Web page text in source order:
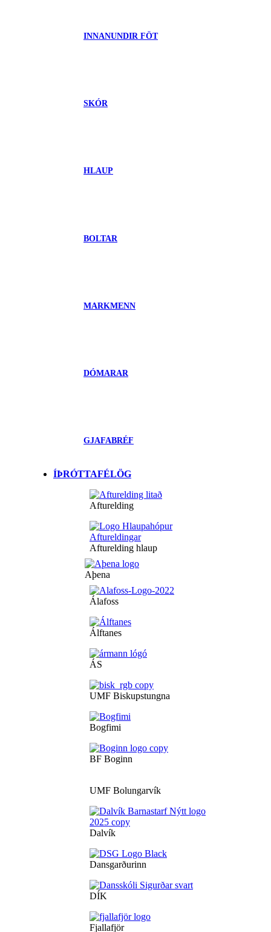
INNANUNDIR FÖT
SKÓR
HLAUP
BOLTAR
MARKMENN
DÓMARAR
GJAFABRÉF
ÍÞRÓTTAFÉLÖG
Afturelding
Afturelding hlaup
Aþena
Álafoss
Álftanes
ÁS
UMF Biskupstungna
Bogfimi
BF Boginn
UMF Bolungarvík
Dalvík
Dansgarðurinn
DÍK
Fjallafjör